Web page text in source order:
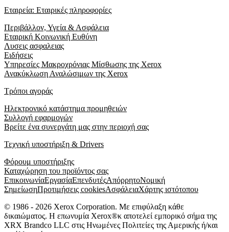
Εταιρεία: Εταιρικές πληροφορίες
Περιβάλλον, Υγεία & Ασφάλεια
Εταιρική Κοινωνική Ευθύνη
Λυσεις ασφαλειας
Ειδήσεις
Υπηρεσίες Μακροχρόνιας Μίσθωσης της Xerox
Ανακύκλωση Αναλώσιμων της Xerox
Τρόποι αγοράς
Ηλεκτρονικό κατάστημα προμηθειών
Συλλογή εφαρμογών
Βρείτε ένα συνεργάτη μας στην περιοχή σας
Τεχνική υποστήριξη & Drivers
Φόρουμ υποστήριξης
Καταχώρηση του προϊόντος σας
ΕπικοινωνίαΕργασίαΕπενδυτέςΑπόρρητοΝομική
ΣημείωσηΠροτιμήσεις cookiesΑσφάλειαΧάρτης ιστότοπου
© 1986 - 2026 Xerox Corporation. Με επιφύλαξη κάθε
δικαιώματος. Η επωνυμία Xerox®κ αποτελεί εμπορικό σήμα της
XRX Brandco LLC στις Ηνωμένες Πολιτείες της Αμερικής ή/και